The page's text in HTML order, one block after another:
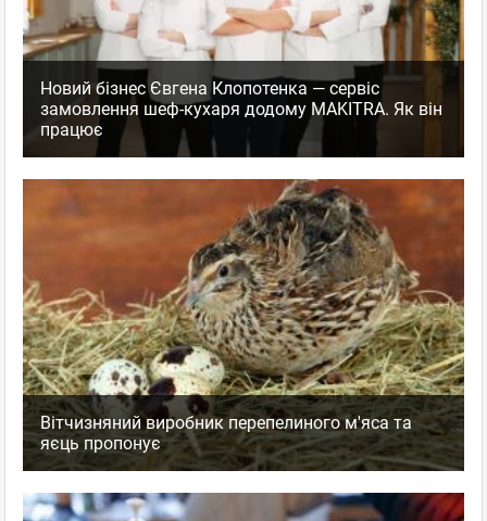
Новий бізнес Євгена Клопотенка — сервіс
замовлення шеф-кухаря додому MAKITRA. Як він
працює
Вітчизняний виробник перепелиного м'яса та
яєць пропонує